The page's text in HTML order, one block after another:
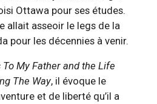
Ottawa pour ses études.
allait asseoir le legs de la
pour les décennies à venir.
My Father and the Life
The Way, il évoque le
et de liberté qu’il a